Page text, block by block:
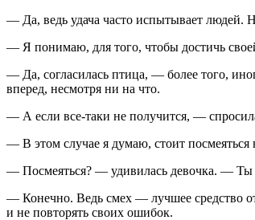
— Да, ведь удача часто испытывает людей.
— Я понимаю, для того, чтобы достичь
— Да, согласилась птица, — более того,
вперед, несмотря ни на что.
— А если все-таки не получится, —
— В этом случае я думаю, стоит посмеяться
— Посмеяться? — удивилась девочка. — Ты
— Конечно. Ведь смех — лучшее средство
и не повторять своих ошибок.